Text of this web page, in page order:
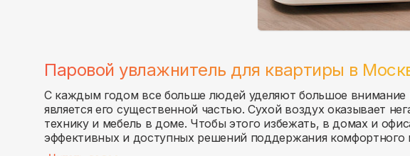
Паровой увлажнитель для квартиры в
С каждым годом все больше людей уделяют большое внимание
является его существенной частью. Сухой воздух оказывает
технику и мебель в доме. Чтобы этого избежать, в домах и
эффективных и доступных решений поддержания